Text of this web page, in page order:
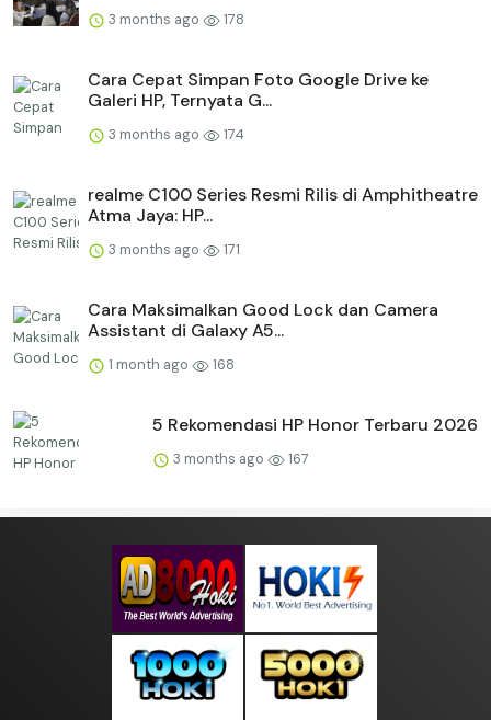
3 months ago 178
Cara Cepat Simpan Foto Google Drive ke
Galeri HP, Ternyata G...
3 months ago 174
realme C100 Series Resmi Rilis di Amphitheatre
Atma Jaya: HP...
3 months ago 171
Cara Maksimalkan Good Lock dan Camera
Assistant di Galaxy A5...
1 month ago 168
5 Rekomendasi HP Honor Terbaru 2026
3 months ago 167